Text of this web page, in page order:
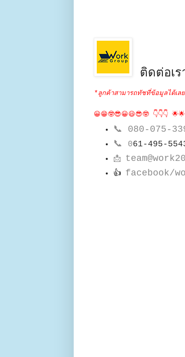
ติดต่อเ
*ลูกค้าสามารถทัชที่ข้อมูลได้เล
😀😁🤓😎😀😃😎🤓 👇👇👇 🌟🌟
📞 080-075-
📞
061-495-
📩
👍 facebook/